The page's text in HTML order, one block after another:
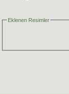
Eklenen Resimler